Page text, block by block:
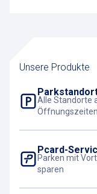
Unsere Produkte
Alle Standorte
Pcard-
Parken mit
sparen